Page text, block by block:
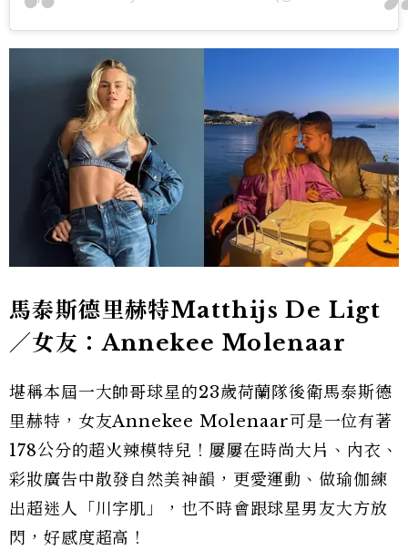
馬泰斯德里赫特Matthijs De Ligt
／女友：Annekee Molenaar
堪稱本屆一大帥哥球星的23歲荷蘭隊後衛馬泰斯德
里赫特，女友Annekee Molenaar可是一位有著
178公分的超火辣模特兒！屢屢在時尚大片、內衣、
彩妝廣告中散發自然美神韻，更愛運動、做瑜伽練
出超迷人「川字肌」，也不時會跟球星男友大方放
閃，好感度超高！